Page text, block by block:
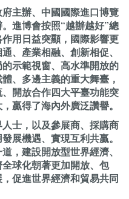
主辦、中國國際進口博覽
進博會按照“越辦越好”總
用日益突顯，國際影響更
、產業相融、創新相促、
示範視窗、高水準開放的
、多邊主義的重大舞臺，
開放合作四大平臺功能突
贏得了海內外廣泛讚譽。
士，以及參展商、採購商
展機遇、實現互利共贏。
，建設開放型世界經濟、
球化朝著更加開放、包
促進世界經濟和貿易共同